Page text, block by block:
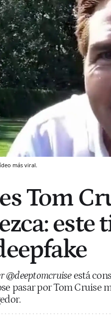
más viral.
Tom
este
@deeptomcruiseestá
pasar por Tom Cruise